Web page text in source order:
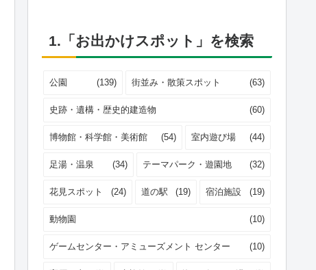
1.「お出かけスポット」を検索
公園 (139) 街並み・散策スポット (63)
史跡・遺構・歴史的建造物 (60)
博物館・科学館・美術館 (54) 室内遊び場 (44)
足湯・温泉 (34) テーマパーク・遊園地 (32)
花見スポット (24) 道の駅 (19) 宿泊施設 (19)
動物園 (10)
ゲームセンター・アミューズメント センター (10)